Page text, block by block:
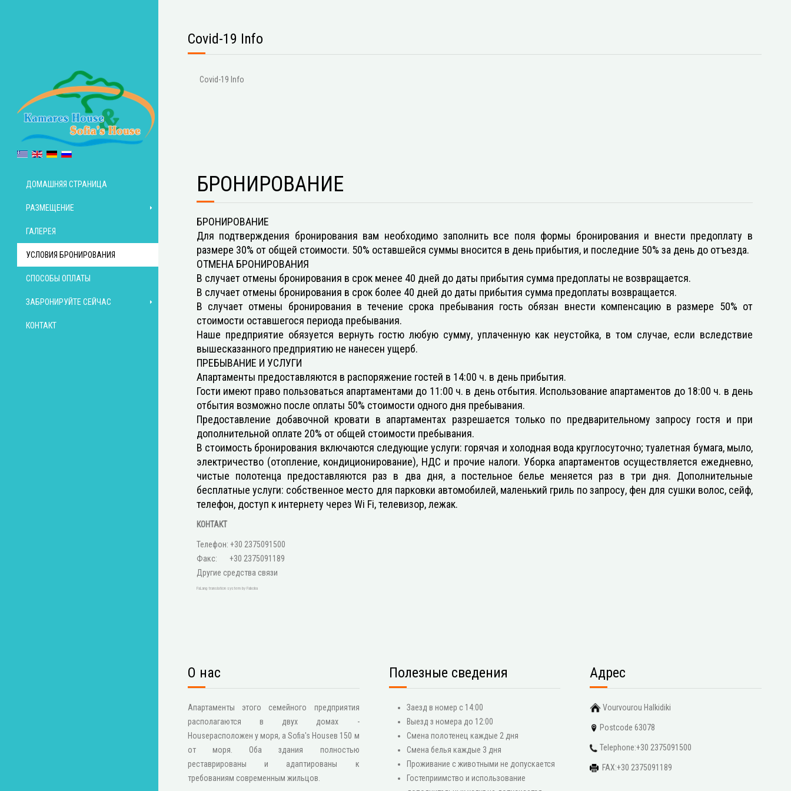
ДОМАШНЯЯ СТРАНИЦА
РАЗМЕЩЕНИЕ
ГАЛЕРЕЯ
УСЛОВИЯ БРОНИРОВАНИЯ
СПОСОБЫ ОПЛАТЫ
ЗАБРОНИРУЙТЕ СЕЙЧАС
КОНТАКТ
Covid-19 Info
Covid-19 Info
БРОНИРОВАНИЕ
БРОНИРОВАНИЕ
Для подтверждения бронирования вам необходимо заполнить все поля формы бронирования и внести предоплату в
размере 30% от общей стоимости. 50% оставшейся суммы вносится в день прибытия, и последние 50% за день до отъезда.
ОТМЕНА БРОНИРОВАНИЯ
В случает отмены бронирования в срок менее 40 дней до даты прибытия сумма предоплаты не возвращается.
В случает отмены бронирования в срок более 40 дней до даты прибытия сумма предоплаты возвращается.
В случает отмены бронирования в течение срока пребывания гость обязан внести компенсацию в размере 50% от
стоимости оставшегося периода пребывания.
Наше предприятие обязуется вернуть гостю любую сумму, уплаченную как неустойка, в том случае, если вследствие
вышесказанного предприятию не нанесен ущерб.
ΠРЕБЫВАНИЕ И УСЛУГИ
Апартаменты предоставляются в распоряжение гостей в 14:00 ч. в день прибытия.
Гости имеют право пользоваться апартаментами до 11:00 ч. в день отбытия. Использование апартаментов до 18:00 ч. в день
отбытия возможно после оплаты 50% стоимости одного дня пребывания.
Предоставление добавочной кровати в апартаментах разрешается только по предварительному запросу гостя и при
дополнительной оплате 20% от общей стоимости пребывания.
В стоимость бронирования включаются следующие услуги: горячая и холодная вода круглосуточно; туалетная бумага, мыло,
электричество (отопление, кондиционирование), НДС и прочие налоги. Уборка апартаментов осуществляется ежедневно,
чистые полотенца предоставляются раз в два дня, а постельное белье меняется раз в три дня. Дополнительные
бесплатные услуги: собственное место для парковки автомобилей, маленький гриль по запросу, фен для сушки волос, сейф,
телефон, доступ к интернету через Wi Fi, телевизор, лежак.
КОНТАКТ
Телефон: +30 2375091500
Факс: +30 2375091189
Другие средства связи
FaLang translation system by Faboba
О нас
Апартаменты этого семейного предприятия
располагаются в двух домах -
Houseрасположен у моря, а Sofia's Houseв 150 м
от моря. Оба здания полностью
реставрированы и адаптированы к
требованиям современным жильцов.
Полезные сведения
Заезд в номер с 14:00
Выезд з номера до 12:00
Смена полотенец каждые 2 дня
Смена белья каждые 3 дня
Проживание с животными не допускается
Гостеприимство и использование
Адрес
Vourvourou Halkidiki
Postcode 63078
Telephone:+30 2375091500
FAX:+30 2375091189